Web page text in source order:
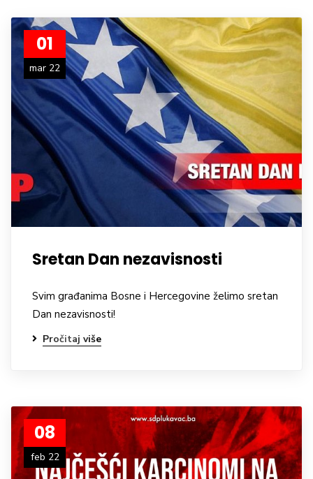
01
mar 22
Sretan Dan nezavisnosti
Svim građanima Bosne i Hercegovine želimo sretan
Dan nezavisnosti!
Pročitaj više
08
feb 22